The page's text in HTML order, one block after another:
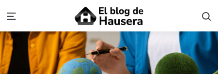
Menu